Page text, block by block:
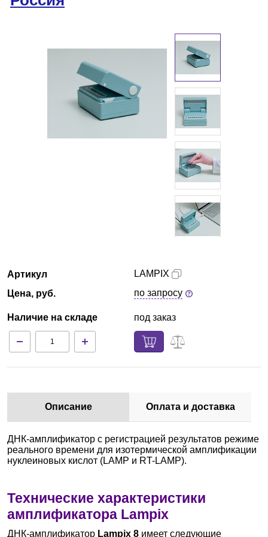
Производители
Артикул
Цена, руб.
Наличие на складе
LAMPIX
по запросу
под заказ
Описание Оплата и доставка
ДНК-амплификатор с регистрацией результатов режиме
реального времени для изотермической амплификации
нуклеиновых кислот (LAMP и RT-LAMP).
Технические характеристики
амплификатора Lampix
ДНК-амплификатор Lampix 8 имеет следующие